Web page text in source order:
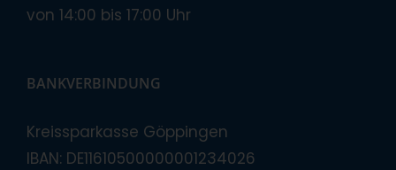
von 14:00 bis 17:00 Uhr
BANKVERBINDUNG
Kreissparkasse Göppingen
IBAN: DE11610500000001234026